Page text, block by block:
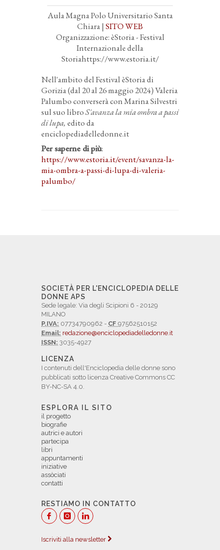
Aula Magna Polo Universitario Santa
Chiara | SITO WEB
Organizzazione: èStoria - Festival
Internazionale della
Storiahttps://www.estoria.it/
Nell'ambito del Festival èStoria di
Gorizia (dal 20 al 26 maggio 2024) Valeria
Palumbo converserà con Marina Silvestri
sul suo libroS'avanza la mia ombra a passi
di lupa, edito da
enciclopediadelledonne.it
Per saperne di più:
https://www.estoria.it/event/savanza-la-
mia-ombra-a-passi-di-lupa-di-valeria-
palumbo/
SOCIETÀ PER L'ENCICLOPEDIA DELLE
DONNE APS
Sede legale: Via degli Scipioni 6 - 20129
MILANO
P.IVA: 07734790962 - CF 97562510152
Email: redazione@enciclopediadelledonne.it
ISSN: 3035-4927
LICENZA
I contenuti dell'Enciclopedia delle donne sono
pubblicati sotto licenza Creative Commons CC
BY-NC-SA 4.0.
ESPLORA IL SITO
il progetto
biografie
autrici e autori
partecipa
libri
appuntamenti
iniziative
assòciati
contatti
RESTIAMO IN CONTATTO
Iscriviti alla newsletter